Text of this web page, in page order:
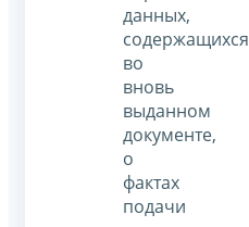
данных,
содержащихся
во
вновь
выданном
документе,
о
фактах
подачи